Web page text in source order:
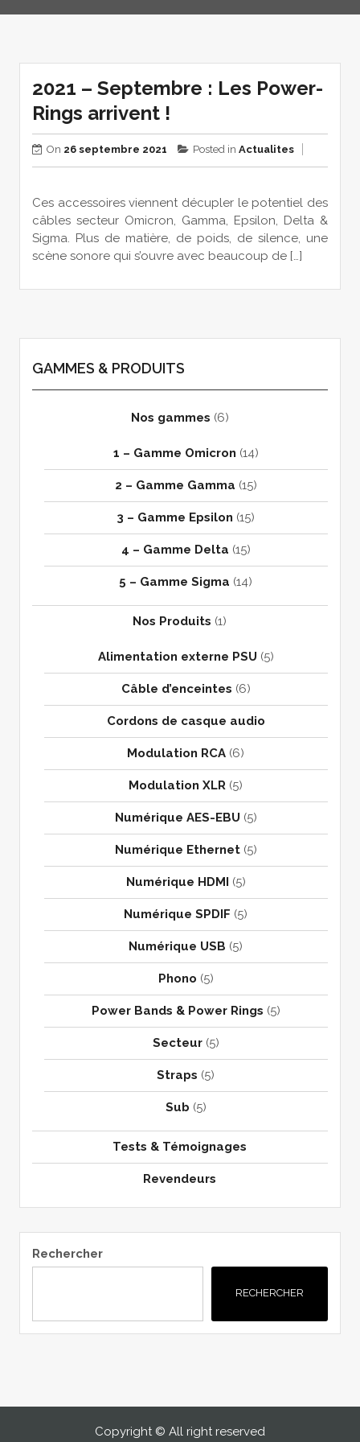
2021 – Septembre : Les Power-
Rings arrivent !
On 26 septembre 2021 Posted in Actualites
Ces accessoires viennent décupler le potentiel des
câbles secteur Omicron, Gamma, Epsilon, Delta &
Sigma. Plus de matière, de poids, de silence, une
scène sonore qui s’ouvre avec beaucoup de […]
GAMMES & PRODUITS
Nos gammes (6)
1 – Gamme Omicron (14)
2 – Gamme Gamma (15)
3 – Gamme Epsilon (15)
4 – Gamme Delta (15)
5 – Gamme Sigma (14)
Nos Produits (1)
Alimentation externe PSU (5)
Câble d’enceintes (6)
Cordons de casque audio
Modulation RCA (6)
Modulation XLR (5)
Numérique AES-EBU (5)
Numérique Ethernet(5)
Numérique HDMI (5)
Numérique SPDIF (5)
Numérique USB (5)
Phono (5)
Power Bands & Power Rings (5)
Secteur(5)
Straps (5)
Sub (5)
Tests & Témoignages
Revendeurs
Rechercher
RECHERCHER
Copyright © All right reserved